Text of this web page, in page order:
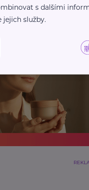
s dalšími
jejich služby.